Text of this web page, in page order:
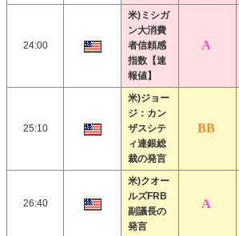
24:00
米)ミシガ
ン大消費
者信頼感
指数【速
報値】
25:10
米)ジョー
ジ：カン
ザスシテ
ィ連銀総
裁の発言
26:40
米)クオー
ルズFRB
副議長の
発言